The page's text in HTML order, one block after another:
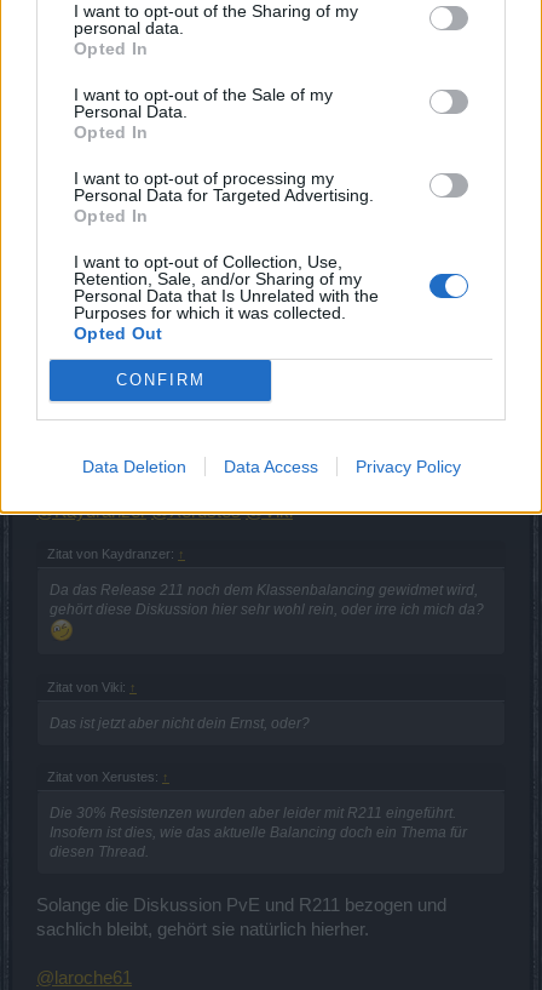
I want to opt-out of the Sharing of my
personal data.
Opted In
I want to opt-out of the Sale of my
Personal Data.
Opted In
I want to opt-out of processing my
Personal Data for Targeted Advertising.
Opted In
I want to opt-out of Collection, Use,
Retention, Sale, and/or Sharing of my
Personal Data that Is Unrelated with the
Purposes for which it was collected.
Opted Out
CONFIRM
Data Deletion Data Access Privacy Policy
Essenzen mehr fallen lässt.
Die besonderen Monster zählen leider auch nicht
mehr für die tägliche Quest.
Wäre schön, wenn ihr euch das mal etwas genauer anseht,
16 Juli 2018
hecki25gefällt dies.
Myantha
Team Leader
Hallo Helden von Dracania,
dieses und leiten es an den Betreiber weiter.
@Kaydranzer @Xerustes @Viki
Zitat von Kaydranzer: ↑
Da das Release 211 noch dem Klassenbalancing gewidmet wird,
gehört diese Diskussion hier sehr wohl rein, oder irre ich mich da?
Zitat von Viki: ↑
Das ist jetzt aber nicht dein Ernst, oder?
Zitat von Xerustes: ↑
Die 30% Resistenzen wurden aber leider mit R211 eingeführt.
Insofern ist dies, wie das aktuelle Balancing doch ein Thema für
diesen Thread.
Solange die Diskussion PvE und R211 bezogen und
sachlich bleibt, gehört sie natürlich hierher.
@laroche61